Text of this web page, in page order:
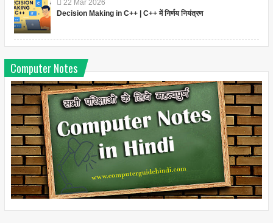
22 Mar 2026
Decision Making in C++ | C++ में निर्णय नियंत्रण
Computer Notes